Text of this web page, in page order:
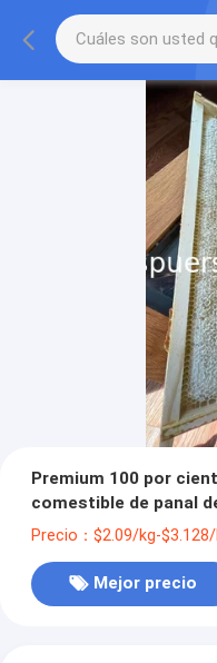
Premium 100 por
comestible de panal
con todo el marco 2
Precio：$2.09/kg-
Mejor precio